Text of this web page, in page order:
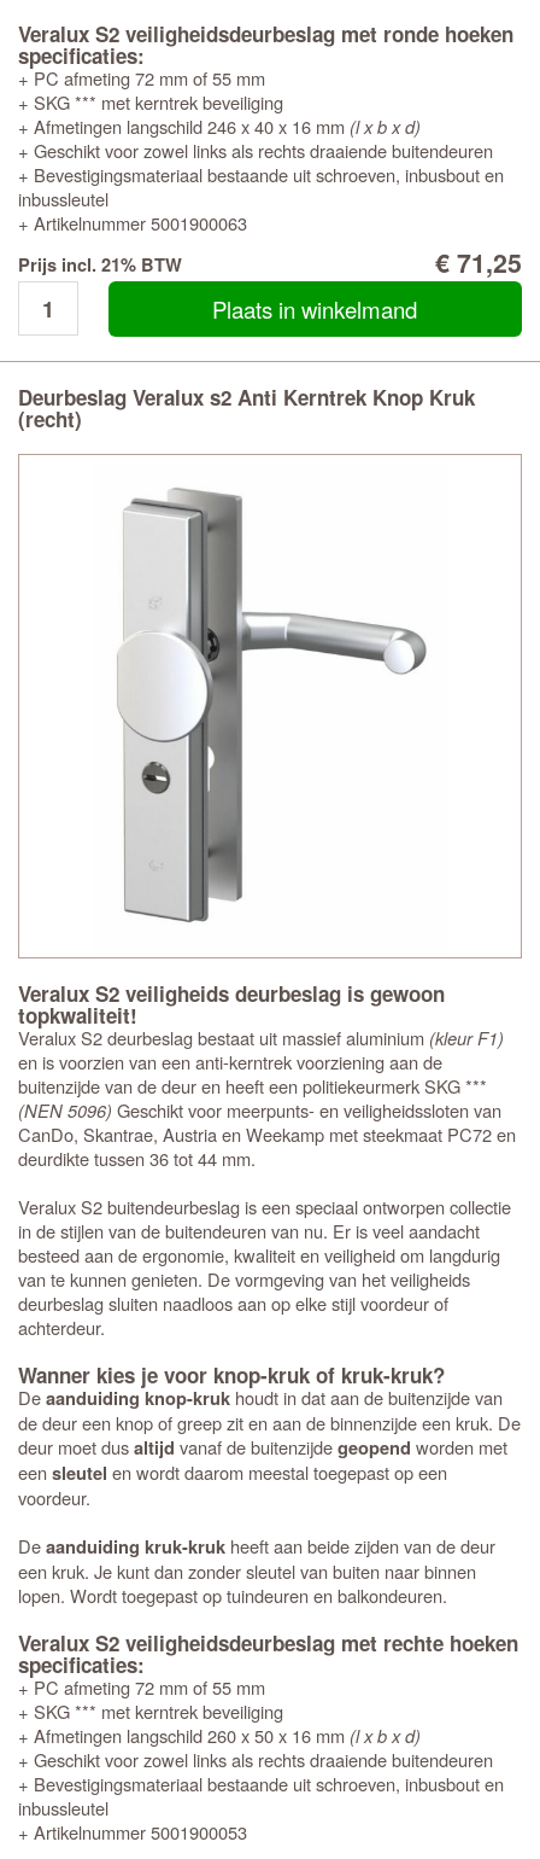
Veralux S2 veiligheidsdeurbeslag met ronde hoeken
specificaties:
+ PC afmeting 72 mm of 55 mm
+ SKG *** met kerntrek beveiliging
+ Afmetingen langschild 246 x 40 x 16 mm (l x b x d)
+ Geschikt voor zowel links als rechts draaiende buitendeuren
+ Bevestigingsmateriaal bestaande uit schroeven, inbusbout en
inbussleutel
+ Artikelnummer 5001900063
Prijs incl. 21% BTW
€ 71,25
Plaats in winkelmand
Deurbeslag Veralux s2 Anti Kerntrek Knop Kruk
(recht)
Veralux S2 veiligheids deurbeslag is gewoon
topkwaliteit!
Veralux S2 deurbeslag bestaat uit massief aluminium (kleur F1)
en is voorzien van een anti-kerntrek voorziening aan de
buitenzijde van de deur en heeft een politiekeurmerk SKG ***
(NEN 5096) Geschikt voor meerpunts- en veiligheidssloten van
CanDo, Skantrae, Austria en Weekamp met steekmaat PC72 en
deurdikte tussen 36 tot 44 mm.
Veralux S2 buitendeurbeslag is een speciaal ontworpen collectie
in de stijlen van de buitendeuren van nu. Er is veel aandacht
besteed aan de ergonomie, kwaliteit en veiligheid om langdurig
van te kunnen genieten. De vormgeving van het veiligheids
deurbeslag sluiten naadloos aan op elke stijl voordeur of
achterdeur.
Wanner kies je voor knop-kruk of kruk-kruk?
Deaanduiding knop-kruk houdt in dat aan de buitenzijde van
de deur een knop of greep zit en aan de binnenzijde een kruk. De
deur moet dusaltijd vanaf de buitenzijdegeopend worden met
eensleutel en wordt daarom meestal toegepast op een
voordeur.
Deaanduiding kruk-kruk heeft aan beide zijden van de deur
een kruk. Je kunt dan zonder sleutel van buiten naar binnen
lopen. Wordt toegepast op tuindeuren en balkondeuren.
Veralux S2 veiligheidsdeurbeslag met rechte hoeken
specificaties:
+ PC afmeting 72 mm of 55 mm
+ SKG *** met kerntrek beveiliging
+ Afmetingen langschild 260 x 50 x 16 mm (l x b x d)
+ Geschikt voor zowel links als rechts draaiende buitendeuren
+ Bevestigingsmateriaal bestaande uit schroeven, inbusbout en
inbussleutel
+ Artikelnummer 5001900053